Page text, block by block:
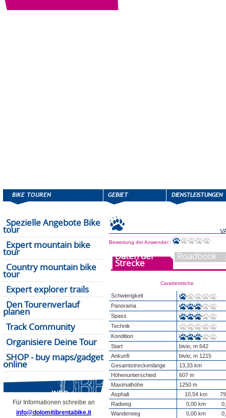
Spezielle Angebote Bike
tour
Expert mountain bike
tour
Country mountain bike
tour
Expert explorer trails
Den Tourenverlauf
planen
Track Community
Organisiere Deine Tour
SHOP - buy maps/gadget
online
INFO
Für Informationen schreibe an
info@dolomitibrentabike.it
Bewertung der Anwender::
Daten der
Strecke
Roadbook
Caratteristiche
Schwierigkeit
Panorama
Spass
Technik
Kondition
Start
bivio, m 642
Ankunft
bivio, m 1215
Gesamtstreckenlänge
13,33 km
Höhenunterschied
607 m
Maximalhöhe
1250 m
Asphalt
10,54 km
Radweg
0,00 km
Wanderweg
0,00 km